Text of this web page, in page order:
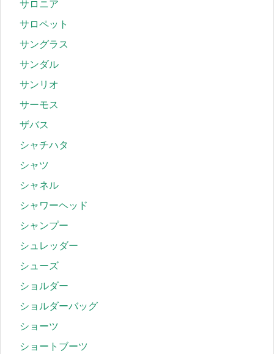
サロニア
サロペット
サングラス
サンダル
サンリオ
サーモス
ザバス
シャチハタ
シャツ
シャネル
シャワーヘッド
シャンプー
シュレッダー
シューズ
ショルダー
ショルダーバッグ
ショーツ
ショートブーツ